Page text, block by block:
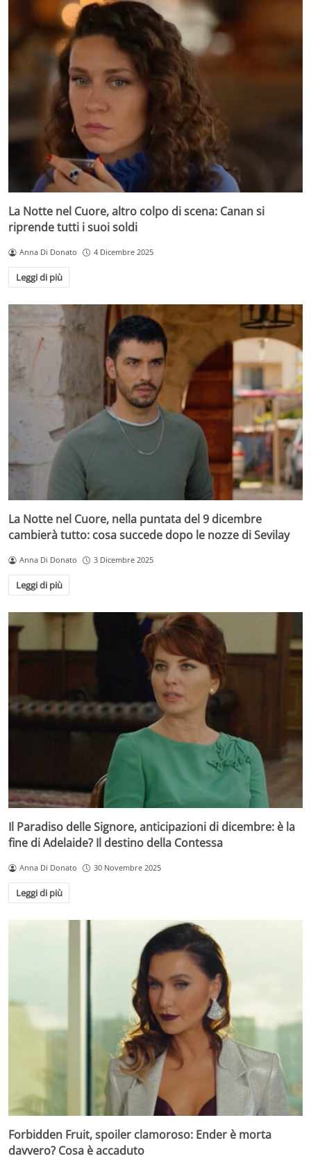
La Notte nel Cuore, altro colpo di scena: Canan si
riprende tutti i suoi soldi
Anna Di Donato 4 Dicembre 2025
Leggi di più
La Notte nel Cuore, nella puntata del 9 dicembre
cambierà tutto: cosa succede dopo le nozze di Sevilay
Anna Di Donato 3 Dicembre 2025
Leggi di più
Il Paradiso delle Signore, anticipazioni di dicembre: è la
fine di Adelaide? Il destino della Contessa
Anna Di Donato 30 Novembre 2025
Leggi di più
Forbidden Fruit, spoiler clamoroso: Ender è morta
davvero? Cosa è accaduto